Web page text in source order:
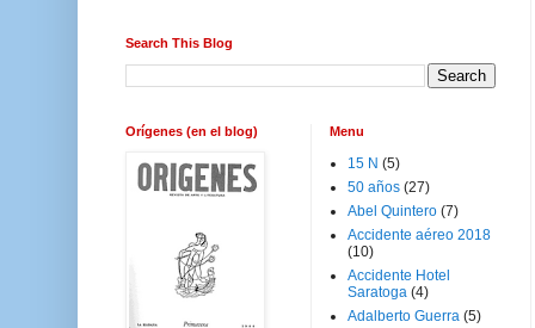
Search This Blog
Orígenes (en el blog) Menu
15 N (5)
50 años (27)
Abel Quintero (7)
Accidente aéreo 2018
(10)
Accidente Hotel
Saratoga (4)
Adalberto Guerra (5)